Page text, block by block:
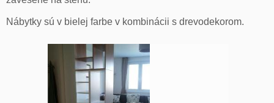
Nábytky sú v bielej farbe v kombinácii s drevodekorom.